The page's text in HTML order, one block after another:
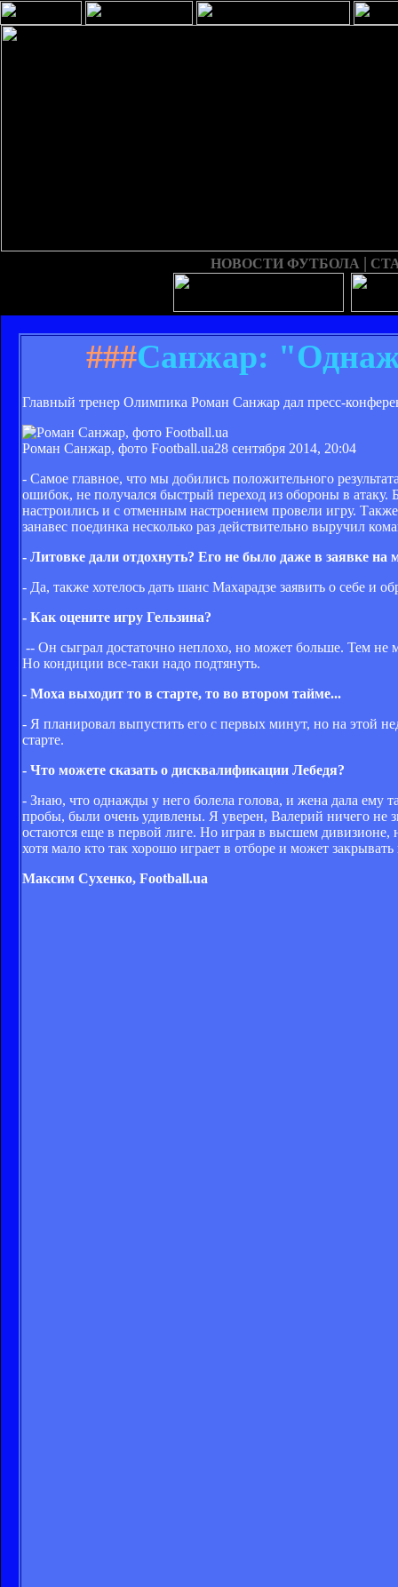
НОВОСТИ ФУТБОЛА |
###Санжар:
Главный тренер Олимпика Роман Санжар дал пресс-
Роман Санжар, фото Football.ua28 сентября 2014, 20:04
- Самое главное, что мы добились положительного
ошибок, не получался быстрый переход из обороны в
настроились и с отменным настроением провели игру.
занавес поединка несколько раз действительно выручил
- Литовке дали отдохнуть? Его не было даже в заявке на
- Да, также хотелось дать шанс Махарадзе заявить о себе и
- Как оцените игру Гельзина?
-- Он сыграл достаточно неплохо, но может больше. Тем не
Но кондиции все-таки надо подтянуть.
- Моха выходит то в старте, то во втором тайме...
- Я планировал выпустить его с первых минут, но на этой
старте.
- Что можете сказать о дисквалификации Лебедя?
- Знаю, что однажды у него болела голова, и жена дала ему
пробы, были очень удивлены. Я уверен, Валерий ничего не
остаются еще в первой лиге. Но играя в высшем дивизионе,
хотя мало кто так хорошо играет в отборе и может
Максим Сухенко, Football.ua